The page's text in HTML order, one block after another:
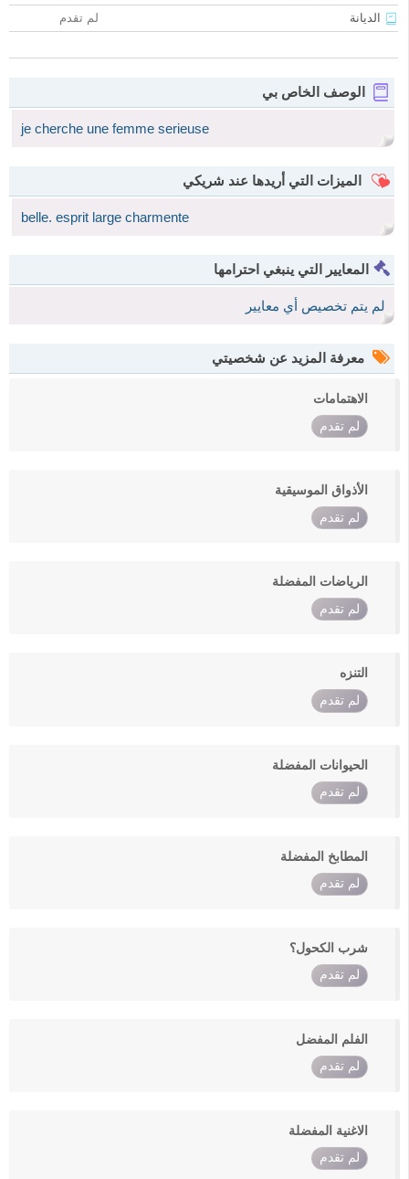
الديانة
لم تقدم
الوصف الخاص بي
je cherche une femme serieuse
الميزات التي أريدها عند شريكي
belle. esprit large charmente
المعايير التي ينبغي احترامها
لم يتم تخصيص أي معايير
معرفة المزيد عن شخصيتي
الاهتمامات
لم تقدم
الأذواق الموسيقية
لم تقدم
الرياضات المفضلة
لم تقدم
التنزه
لم تقدم
الحيوانات المفضلة
لم تقدم
المطابخ المفضلة
لم تقدم
شرب الكحول؟
لم تقدم
الفلم المفضل
لم تقدم
الاغنية المفضلة
لم تقدم